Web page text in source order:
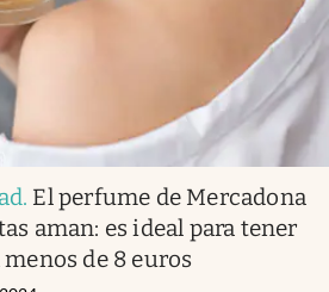
. El perfume de Mercadona
aman: es ideal para tener
de 8 euros